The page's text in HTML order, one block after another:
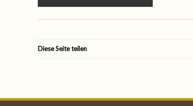
Diese Seite teilen